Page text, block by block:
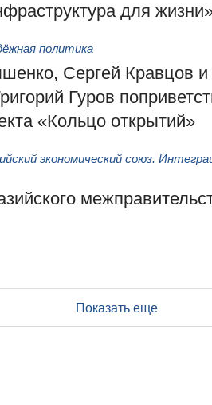
для
политика
Сергей Кравцов и
Гуров
«Кольцо открытий»
экономический союз.
Показать еще